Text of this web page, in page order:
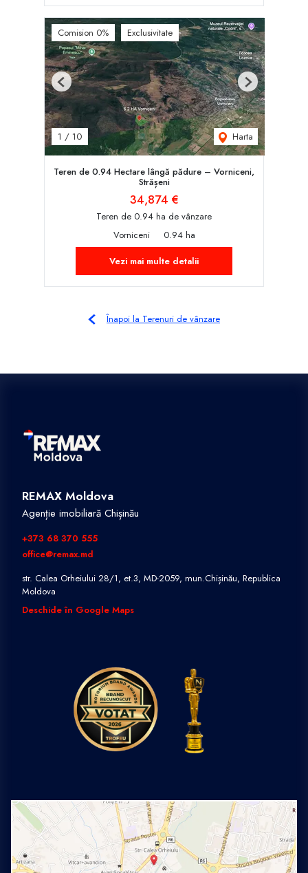
Comision 0% Exclusivitate
1 / 10 Harta
Previous Next
Teren de 0.94 Hectare lângă pădure – Vorniceni,
Strășeni
34,874 €
Teren de 0.94 ha de vânzare
Vorniceni
0.94 ha
Vezi mai multe detalii
Înapoi la Terenuri de vânzare
REMAX Moldova
Agenție imobiliară Chișinău
+373 68 370 555
office@remax.md
str. Calea Orheiului 28/1, et.3, MD-2059, mun.Chișinău, Republica
Moldova
Deschide în Google Maps